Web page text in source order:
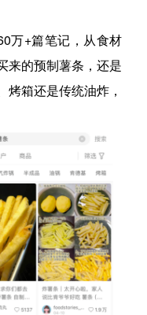
万+篇笔记，从食材
来的预制薯条，还是
箱还是传统油炸，